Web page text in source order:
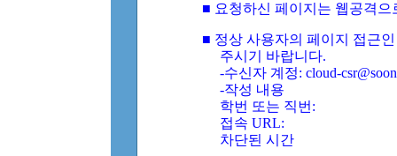
■ 요청하신 페이지는 웹공격
■ 정상 사용자의 페이지 접근
주시기 바랍니다.
-수신자 계정: cloud-
-작성 내용
학번 또는 직번:
접속 URL:
차단된 시간